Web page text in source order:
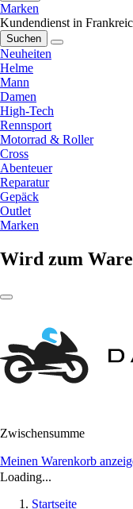
Marken
Kundendienst in
Suchen
Neuheiten
Helme
Mann
Damen
High-Tech
Rennsport
Motorrad & Roller
Cross
Abenteuer
Reparatur
Gepäck
Outlet
Marken
Wird zum
Zwischensumme
Meinen Warenkorb
Loading...
Startseite